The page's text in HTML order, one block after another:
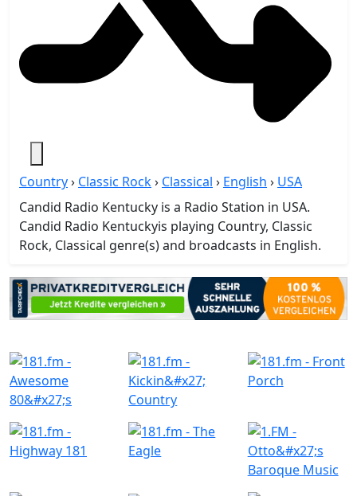
Country› Classic Rock› Classical › English › USA
Candid Radio Kentucky is a Radio Station in USA.
Candid Radio Kentuckyis playing Country, Classic
Rock, Classical genre(s) and broadcasts in English.